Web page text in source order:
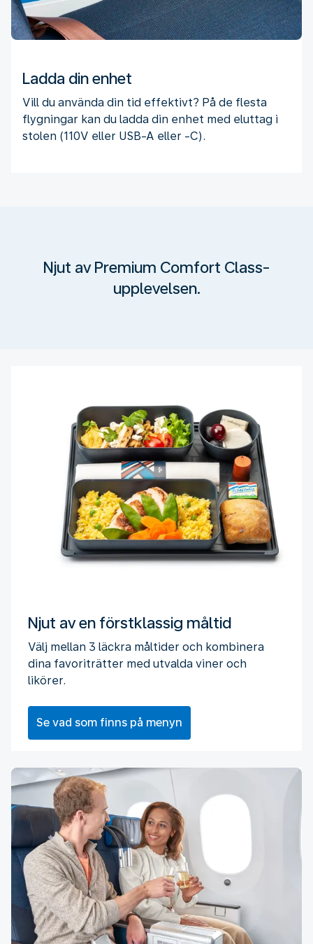
Ladda din enhet
Vill du använda din tid effektivt? På de flesta
flygningar kan du ladda din enhet med eluttag i
stolen (110V eller USB-A eller -C).
Njut av Premium Comfort Class-
upplevelsen.
Njut av en förstklassig måltid
Välj mellan 3 läckra måltider och kombinera
dina favoriträtter med utvalda viner och
likörer.
Se vad som finns på menyn